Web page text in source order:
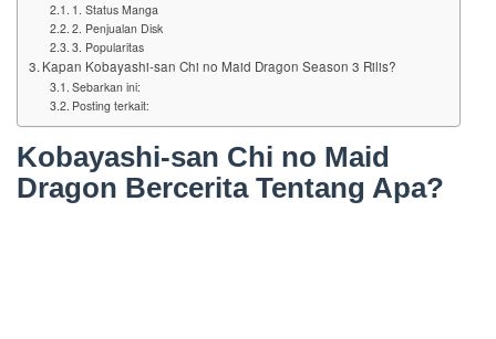
1. Status Manga
2. Penjualan Disk
3. Popularitas
Kapan Kobayashi-san Chi no Maid Dragon Season 3 Rilis?
Sebarkan ini:
Posting terkait:
Kobayashi-san Chi no Maid
Dragon Bercerita Tentang Apa?